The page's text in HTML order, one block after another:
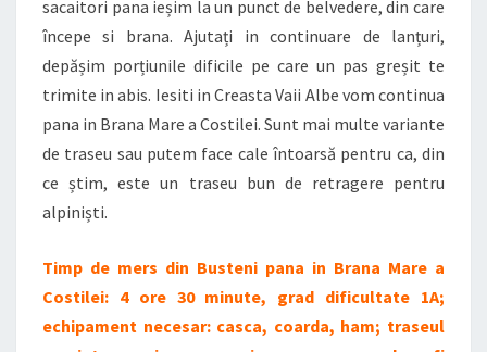
sacaitori pana ieșim la un punct de belvedere, din care
începe si brana. Ajutați in continuare de lanțuri,
depășim porțiunile dificile pe care un pas greșit te
trimite in abis. Iesiti in Creasta Vaii Albe vom continua
pana in Brana Mare a Costilei. Sunt mai multe variante
de traseu sau putem face cale întoarsă pentru ca, din
ce știm, este un traseu bun de retragere pentru
alpiniști.
Timp de mers din Busteni pana in Brana Mare a
Costilei: 4 ore 30 minute, grad dificultate 1A;
echipament necesar: casca, coarda, ham; traseul